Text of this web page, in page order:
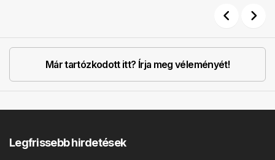
Már tartózkodott itt? Írja meg véleményét!
Legfrissebb hirdetések